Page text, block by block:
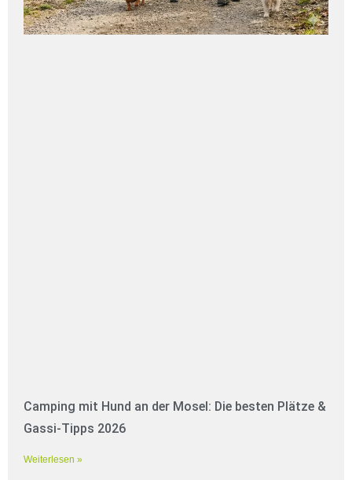
Camping mit Hund an der Mosel: Die besten Plätze &
Gassi-Tipps 2026
Weiterlesen »